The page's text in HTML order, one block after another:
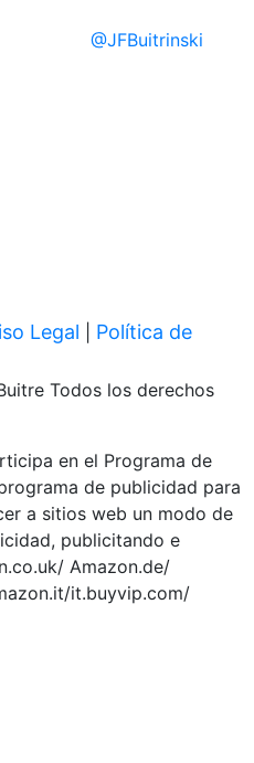
@JFBuitrinski
Legal
Política de
Todos los derechos
en el Programa de
de publicidad para
a sitios web un modo de
publicitando e
Amazon.de/
it.buyvip.com/